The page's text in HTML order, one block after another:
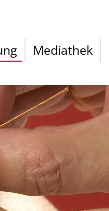
Mediathek